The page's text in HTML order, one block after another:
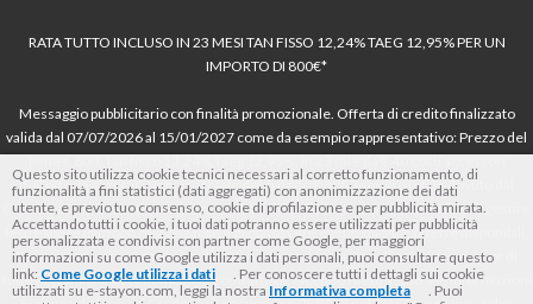
RATA TUTTO INCLUSO IN 23 MESI TAN FISSO 12,24% TAEG 12,95% PER UN
IMPORTO DI 800€*
Messaggio pubblicitario con finalità promozionale. Offerta di credito finalizzato
valida dal 07/07/2026 al 15/01/2027 come da esempio rappresentativo: Prezzo del
dell’offerta azzerati. Importo totale del credito € 800. Importo totale dovuto dal
Consumatore € 920. Decorrenza media della prima rata a 90 giorni. Al fine di gestire
le tue spese in modo responsabile e di conoscere eventuali altre offerte disponibili,
Findomestic ti ricorda, prima di sottoscrivere il contratto, di prendere visione di
tutte le condizioni economiche e contrattuali, facendo riferimento alle Informazioni
Questo sito utilizza cookie tecnici necessari al corretto funzionamento, di
funzionalità a fini statistici (dati aggregati) con anonimizzazione dei dati
utente, e previo tuo consenso, cookie di profilazione e per pubblicità mirata.
Accettando tutti i cookie, i tuoi dati potranno essere utilizzati per pubblicità
personalizzata e condivisi con partner come Google, per maggiori
informazioni su come Google utilizza i dati personali, puoi consultare questo
link: Come Google utilizza i dati
. Per conoscere tutti i dettagli sui cookie
utilizzati su e-stayon.com, leggi la nostra Informativa completa
. Puoi